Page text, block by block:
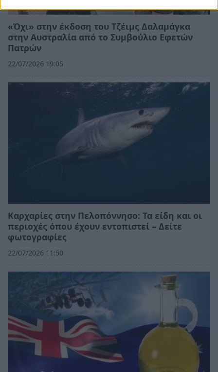
«Όχι» στην έκδοση του Τζέιμς Δαλαμάγκα
στην Αυστραλία από το Συμβούλιο Εφετών
Πατρών
22/07/2026 19:05
Καρχαρίες στην Πελοπόννησο: Τα είδη και οι
περιοχές όπου έχουν εντοπιστεί – Δείτε
φωτογραφίες
22/07/2026 11:50